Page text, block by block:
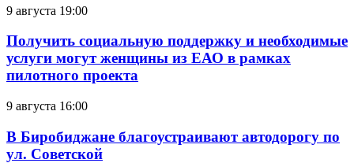
9 августа 19:00
Получить социальную поддержку и необходимые
услуги могут женщины из ЕАО в рамках
пилотного проекта
9 августа 16:00
В Биробиджане благоустраивают автодорогу по
ул. Советской